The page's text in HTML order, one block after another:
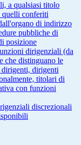
a qualsiasi titolo
conferiti
di indirizzo
pubbliche di
posizione
dirigenziali (da
che distinguano le
dirigenti, dirigenti
titolari di
con funzioni
discrezionali